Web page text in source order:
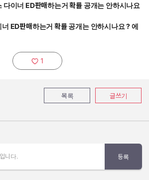
다이너 ED판매하는거 확률 공개는 안하시나요
ED판매하는거 확률 공개는 안하시나요 ? 에
추천하기:
1
목록 글쓰기
니다. 등록